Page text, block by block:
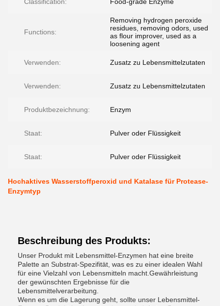
Functions:
Removing hydrogen peroxide
residues, removing odors, used
as flour improver, used as a
loosening agent
Verwenden: Zusatz zu Lebensmittelzutaten
Verwenden: Zusatz zu Lebensmittelzutaten
Produktbezeichnung: Enzym
Staat: Pulver oder Flüssigkeit
Staat: Pulver oder Flüssigkeit
Hochaktives Wasserstoffperoxid und Katalase für Protease-
Enzymtyp
Beschreibung des Produkts:
Unser Produkt mit Lebensmittel-Enzymen hat eine breite
Palette an Substrat-Spezifität, was es zu einer idealen Wahl
für eine Vielzahl von Lebensmitteln macht.Gewährleistung
der gewünschten Ergebnisse für die
Lebensmittelverarbeitung.
Wenn es um die Lagerung geht, sollte unser Lebensmittel-